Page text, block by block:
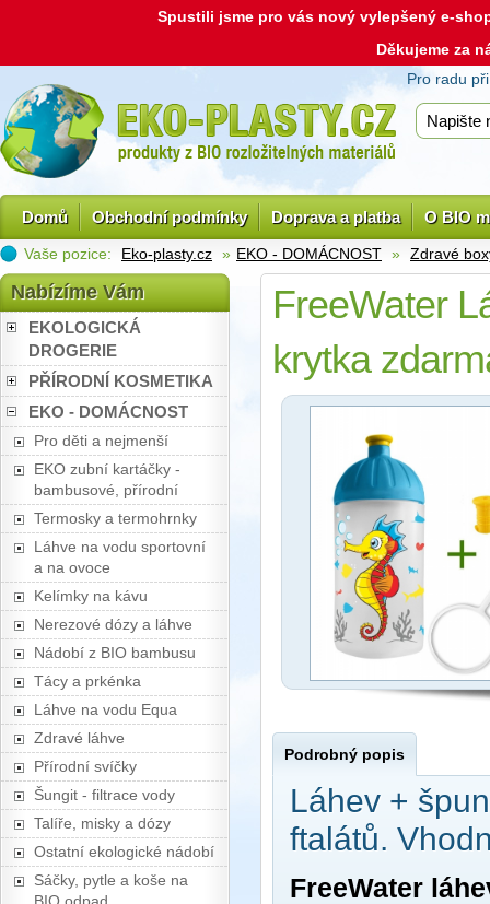
Spustili jsme pro vás nový vylepšený e-
Děkujeme za
Pro radu
Domů Obchodní podmínky Doprava a platba O BIO
Vaše pozice: Eko-plasty.cz » EKO - DOMÁCNOST » Zdravé
Nabízíme Vám
EKOLOGICKÁ
DROGERIE
PŘÍRODNÍ KOSMETIKA
EKO - DOMÁCNOST
Pro děti a nejmenší
EKO zubní kartáčky -
bambusové, přírodní
Termosky a termohrnky
Láhve na vodu sportovní
a na ovoce
Kelímky na kávu
Nerezové dózy a láhve
Nádobí z BIO bambusu
Tácy a prkénka
Láhve na vodu Equa
Zdravé láhve
Přírodní svíčky
Šungit - filtrace vody
Talíře, misky a dózy
Ostatní ekologické nádobí
Sáčky, pytle a koše na
FreeWater
krytka
Podrobný popis
Láhev +
ftalátů.
FreeWater